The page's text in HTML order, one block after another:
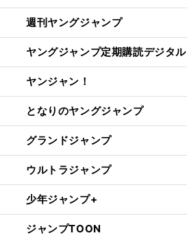
週刊ヤングジャンプ
ヤングジャンプ定期購読デジタル
ヤンジャン！
となりのヤングジャンプ
グランドジャンプ
ウルトラジャンプ
少年ジャンプ+
ジャンプTOON